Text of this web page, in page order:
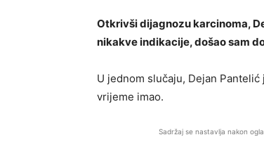
Otkrivši dijagnozu karcinoma,
nikakve indikacije, došao sam
U jednom slučaju, Dejan
vrijeme imao.
Sadržaj se nastavlja nakon